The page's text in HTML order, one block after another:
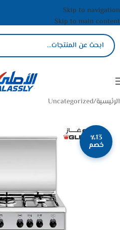
Skip to navigation
Skip to main content
الرئيسية/
Uncategorized
٪13
خصم